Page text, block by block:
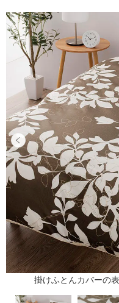
掛けふとんカバーの